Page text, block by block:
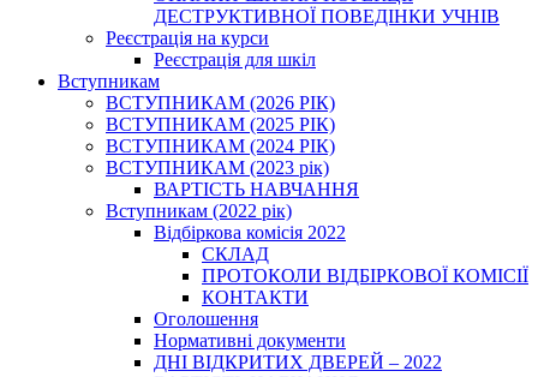
ДЕСТРУКТИВНОЇ ПОВЕДІНКИ УЧНІВ
Реєстрація на курси
Реєстрація для шкіл
Вступникам
ВСТУПНИКАМ (2026 РІК)
ВСТУПНИКАМ (2025 РІК)
ВСТУПНИКАМ (2024 РІК)
ВСТУПНИКАМ (2023 рік)
ВАРТІСТЬ НАВЧАННЯ
Вступникам (2022 рік)
Відбіркова комісія 2022
СКЛАД
ПРОТОКОЛИ ВІДБІРКОВОЇ КОМІСІЇ
КОНТАКТИ
Оголошення
Нормативні документи
ДНІ ВІДКРИТИХ ДВЕРЕЙ – 2022